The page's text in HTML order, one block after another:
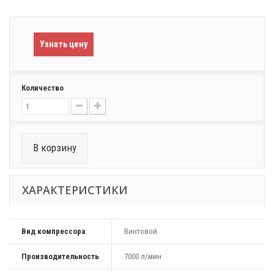
Узнать цену
Количество
В корзину
ХАРАКТЕРИСТИКИ
Вид компрессора Винтовой
Производительность 7000 л/мин